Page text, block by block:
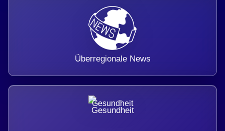
Überregionale News
Gesundheit